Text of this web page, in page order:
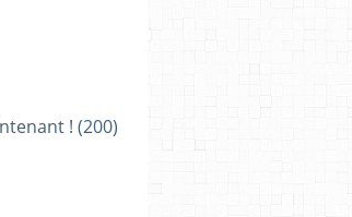
! (200)